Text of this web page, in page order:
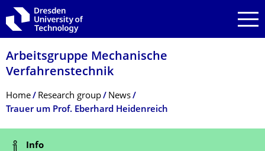
Skip to main navigation
Skip to search
Skip to content
Arbeitsgruppe Mechanische
Verfahrenstechnik
Breadcrumb Menu
Home Research group
News
Trauer um Prof. Eberhard Heidenreich
Status Message
Info